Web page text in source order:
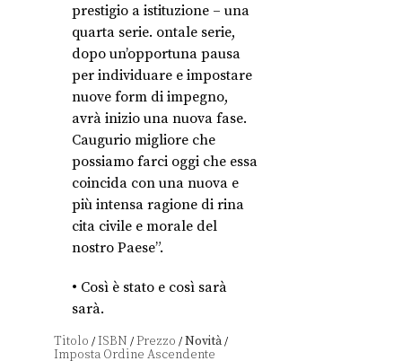
prestigio a istituzione – una
quarta serie. ontale serie,
dopo un’opportuna pausa
per individuare e impostare
nuove form di impegno,
avrà inizio una nuova fase.
Caugurio migliore che
possiamo farci oggi che essa
coincida con una nuova e
più intensa ragione di rina
cita civile e morale del
nostro Paese”.
• Così è stato e così sarà
sarà.
Titolo /ISBN /Prezzo /Novità/